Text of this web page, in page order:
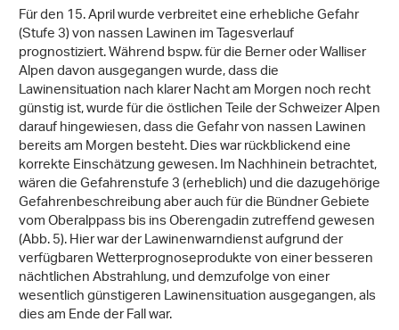
Für den 15. April wurde verbreitet eine erhebliche Gefahr
(Stufe 3) von nassen Lawinen im Tagesverlauf
prognostiziert. Während bspw. für die Berner oder Walliser
Alpen davon ausgegangen wurde, dass die
Lawinensituation nach klarer Nacht am Morgen noch recht
günstig ist, wurde für die östlichen Teile der Schweizer Alpen
darauf hingewiesen, dass die Gefahr von nassen Lawinen
bereits am Morgen besteht. Dies war rückblickend eine
korrekte Einschätzung gewesen. Im Nachhinein betrachtet,
wären die Gefahrenstufe 3 (erheblich) und die dazugehörige
Gefahrenbeschreibung aber auch für die Bündner Gebiete
vom Oberalppass bis ins Oberengadin zutreffend gewesen
(Abb. 5). Hier war der Lawinenwarndienst aufgrund der
verfügbaren Wetterprognoseprodukte von einer besseren
nächtlichen Abstrahlung, und demzufolge von einer
wesentlich günstigeren Lawinensituation ausgegangen, als
dies am Ende der Fall war.